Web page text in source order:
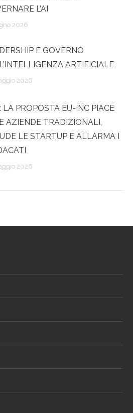
L’AI
2026
E GOVERNO
ARTIFICIALE
2026
LA PROPOSTA EU-INC PIACE
AZIENDE TRADIZIONALI,
LE STARTUP E ALLARMA I
2026